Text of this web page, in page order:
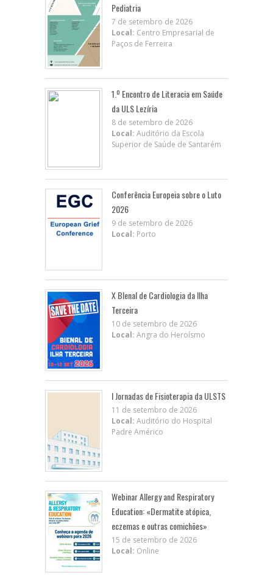
Pediatria
7 de setembro de 2026
Local: Centro Empresarial de
Paços de Ferreira
1.º Encontro de Literacia em Saúde
da ULS Lezíria
8 de setembro de 2026
Local: Auditório da Escola
Superior de Saúde de Santarém
Conferência Europeia sobre o Luto
2026
9 de setembro de 2026
Local: Porto
X BIenal de Cardiologia da Ilha
Terceira
10 de setembro de 2026
Local: Angra do Heroísmo
I Jornadas de Fisioterapia da ULSTS
11 de setembro de 2026
Local: Auditório do Hospital
Padre Américo
Webinar Allergy and Respiratory
Education: «Dermatite atópica,
eczemas e outras comichões»
15 de setembro de 2026
Local: Online